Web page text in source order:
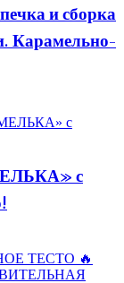
и сборка
Карамельно-
с